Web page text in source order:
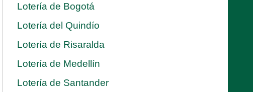
Lotería de Bogotá
Lotería del Quindío
Lotería de Risaralda
Lotería de Medellín
Lotería de Santander